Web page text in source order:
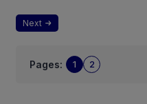
Next
Pages: 1 2